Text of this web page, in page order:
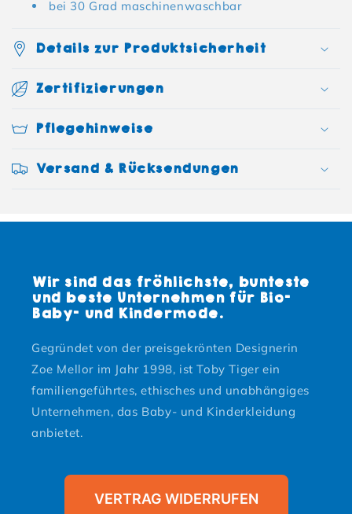
bei 30 Grad maschinenwaschbar
Details zur Produktsicherheit
Zertifizierungen
Pflegehinweise
Versand & Rücksendungen
Wir sind das fröhlichste, bunteste
und beste Unternehmen für Bio-
Baby- und Kindermode.
Gegründet von der preisgekrönten Designerin
Zoe Mellor im Jahr 1998, ist Toby Tiger ein
familiengeführtes, ethisches und unabhängiges
Unternehmen, das Baby- und Kinderkleidung
anbietet.
VERTRAG WIDERRUFEN